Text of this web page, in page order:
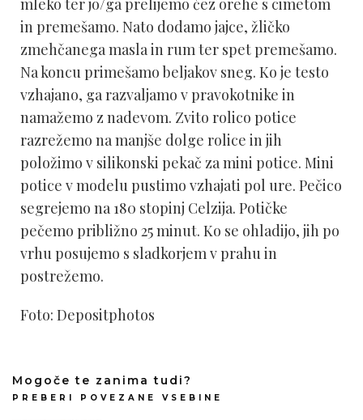
mleko ter jo/ga prelijemo čez orehe s cimetom
in premešamo. Nato dodamo jajce, žličko
zmehčanega masla in rum ter spet premešamo.
Na koncu primešamo beljakov sneg. Ko je testo
vzhajano, ga razvaljamo v pravokotnike in
namažemo z nadevom. Zvito rolico potice
razrežemo na manjše dolge rolice in jih
položimo v silikonski pekač za mini potice. Mini
potice v modelu pustimo vzhajati pol ure. Pečico
segrejemo na 180 stopinj Celzija. Potičke
pečemo približno 25 minut. Ko se ohladijo, jih po
vrhu posujemo s sladkorjem v prahu in
postrežemo.
Foto: Depositphotos
Mogoče te zanima tudi?
PREBERI POVEZANE VSEBINE